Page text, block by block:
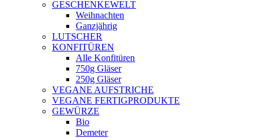
GESCHENKEWELT
Weihnachten
Ganzjährig
LUTSCHER
KONFITÜREN
Alle Konfitüren
750g Gläser
250g Gläser
VEGANE AUFSTRICHE
VEGANE FERTIGPRODUKTE
GEWÜRZE
Bio
Demeter